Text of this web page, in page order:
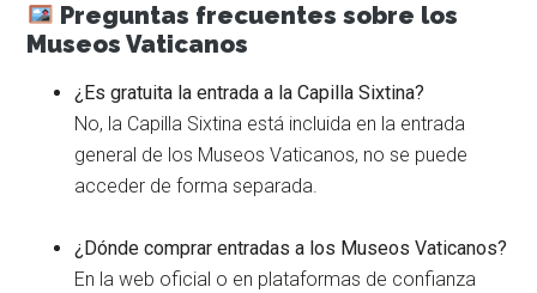
Preguntas frecuentes sobre los
Museos Vaticanos
¿Es gratuita la entrada a la Capilla Sixtina?
No, la Capilla Sixtina está incluida en la entrada
general de los Museos Vaticanos, no se puede
acceder de forma separada.
¿Dónde comprar entradas a los Museos Vaticanos?
En la web oficial o en plataformas de confianza